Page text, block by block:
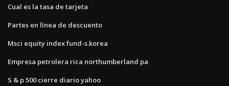
Cual es la tasa de tarjeta
Partes en línea de descuento
Msci equity index fund-s.korea
Empresa petrolera rica northumberland pa
S & p 500 cierre diario yahoo